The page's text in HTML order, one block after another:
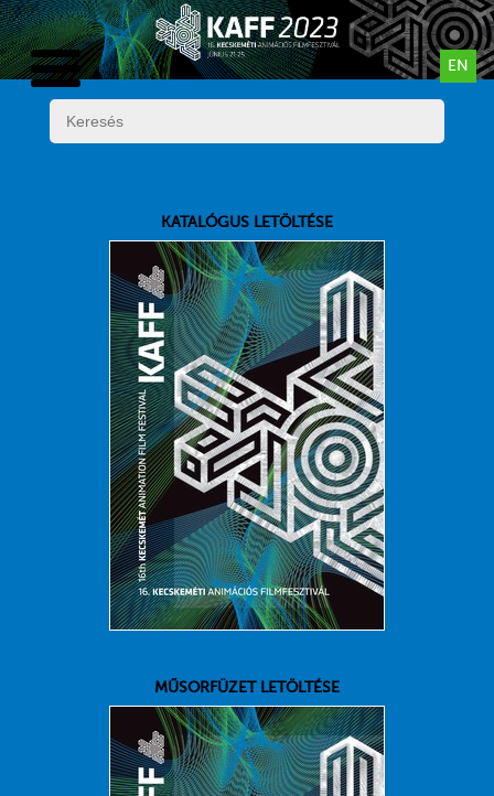
EN
KATALÓGUS LETÖLTÉSE
MŰSORFÜZET LETÖLTÉSE